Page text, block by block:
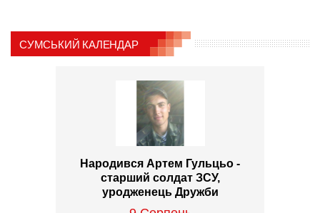
СУМСЬКИЙ КАЛЕНДАР
Народився Артем Гульцьо -
старший солдат ЗСУ,
уродженець Дружби